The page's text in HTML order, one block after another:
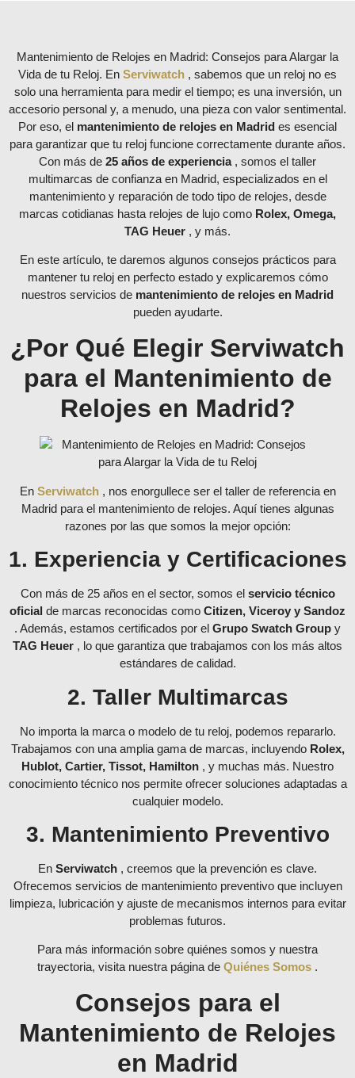
Mantenimiento de Relojes en Madrid: Consejos para Alargar la
Vida de tu Reloj. En Serviwatch , sabemos que un reloj no es
solo una herramienta para medir el tiempo; es una inversión, un
accesorio personal y, a menudo, una pieza con valor sentimental.
Por eso, el mantenimiento de relojes en Madrid es esencial
para garantizar que tu reloj funcione correctamente durante años.
Con más de 25 años de experiencia , somos el taller
multimarcas de confianza en Madrid, especializados en el
mantenimiento y reparación de todo tipo de relojes, desde
marcas cotidianas hasta relojes de lujo como Rolex, Omega,
TAG Heuer , y más.
En este artículo, te daremos algunos consejos prácticos para
mantener tu reloj en perfecto estado y explicaremos cómo
nuestros servicios de mantenimiento de relojes en Madrid
pueden ayudarte.
¿Por Qué Elegir Serviwatch
para el Mantenimiento de
Relojes en Madrid?
En Serviwatch , nos enorgullece ser el taller de referencia en
Madrid para el mantenimiento de relojes. Aquí tienes algunas
razones por las que somos la mejor opción:
1. Experiencia y Certificaciones
Con más de 25 años en el sector, somos el servicio técnico
oficial de marcas reconocidas como Citizen, Viceroy y Sandoz
. Además, estamos certificados por el Grupo Swatch Group y
TAG Heuer , lo que garantiza que trabajamos con los más altos
estándares de calidad.
2. Taller Multimarcas
No importa la marca o modelo de tu reloj, podemos repararlo.
Trabajamos con una amplia gama de marcas, incluyendo Rolex,
Hublot, Cartier, Tissot, Hamilton , y muchas más. Nuestro
conocimiento técnico nos permite ofrecer soluciones adaptadas a
cualquier modelo.
3. Mantenimiento Preventivo
En Serviwatch , creemos que la prevención es clave.
Ofrecemos servicios de mantenimiento preventivo que incluyen
limpieza, lubricación y ajuste de mecanismos internos para evitar
problemas futuros.
Para más información sobre quiénes somos y nuestra
trayectoria, visita nuestra página de Quiénes Somos .
Consejos para el
Mantenimiento de Relojes
en Madrid